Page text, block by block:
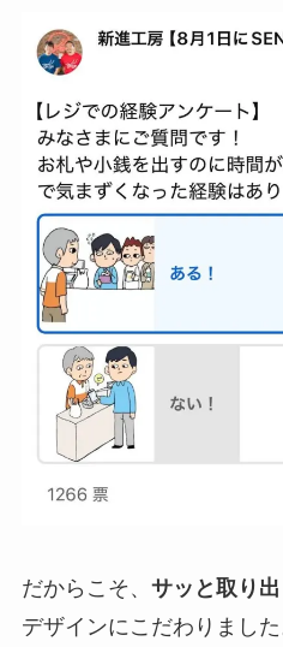
だからこそ、 サッと取り
デザインにこだわりました